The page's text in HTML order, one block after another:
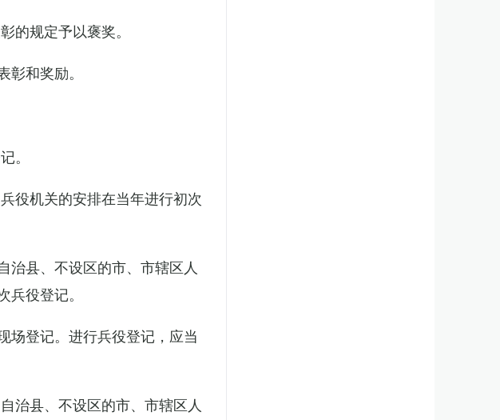
的规定予以褒奖。
和奖励。
。
役机关的安排在当年进行初次
治县、不设区的市、市辖区人
役登记。
场登记。进行兵役登记，应当
治县、不设区的市、市辖区人